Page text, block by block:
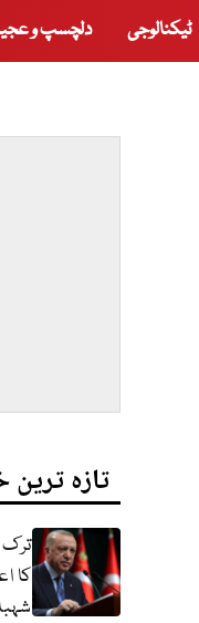
ٹیکنالوجی دلچسپ و
تازہ ترین
کا